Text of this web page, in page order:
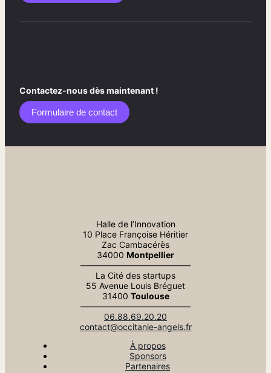
Contactez-nous dès maintenant !
Formulaire de contact​
Halle de l’Innovation
10 Place Françoise Héritier
Zac Cambacérès
34000 Montpellier
—————————————
La Cité des startups
55 Avenue Louis Bréguet
31400 Toulouse
—————————————
06.88.69.20.20
contact@occitanie-angels.fr
À propos
Sponsors
Partenaires